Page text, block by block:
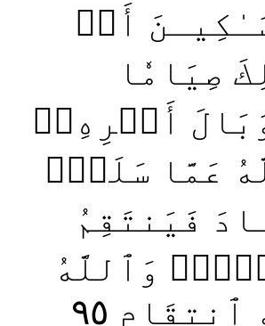
أَوۡ
صِيَامٗا
أَمۡرِهِۦۗ
عَمَّا سَلَفَۚ
فَيَنتَقِمُ
وَٱللَّهُ
ٱنتِقَامٍ ٩٥